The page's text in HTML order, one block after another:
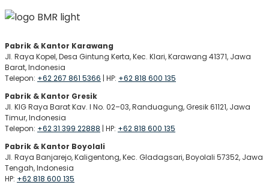
Pabrik & Kantor Karawang
Jl. Raya Kopel, Desa Gintung Kerta, Kec. Klari, Karawang 41371, Jawa
Barat, Indonesia
Telepon: +62 267 861 5366 | HP: +62 818 600 135
Pabrik & Kantor Gresik
Jl. KIG Raya Barat Kav. I No. 02–03, Randuagung, Gresik 61121, Jawa
Timur, Indonesia
Telepon: +62 31 399 22888 | HP: +62 818 600 135
Pabrik & Kantor Boyolali
Jl. Raya Banjarejo, Kaligentong, Kec. Gladagsari, Boyolali 57352, Jawa
Tengah, Indonesia
HP: +62 818 600 135